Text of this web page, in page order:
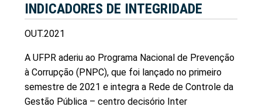
INDICADORES DE INTEGRIDADE
OUT.2021
A UFPR aderiu ao Programa Nacional de Prevenção
à Corrupção (PNPC), que foi lançado no primeiro
semestre de 2021 e integra a Rede de Controle da
Gestão Pública – centro decisório Inter